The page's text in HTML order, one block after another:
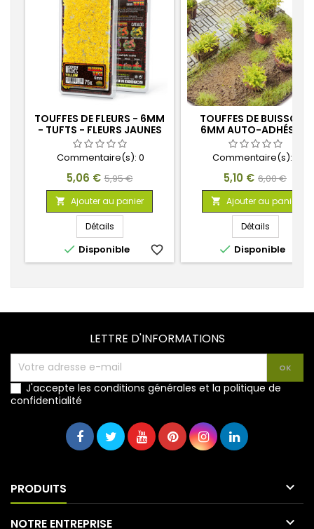
TOUFFES DE FLEURS - 6MM
- TUFTS - FLEURS JAUNES
Commentaire(s): 0
Prix
5,06 € Prix
de
base
5,95 €
 Ajouter au panier
Détails
 Disponible favorite_border
TOUFFES DE BUISSONS
6MM AUTO-ADHÉSIF -
VERT CLAIR
Commentaire(s):
Prix
5,10 € Prix
de
base
6,00 €
 Ajouter au panier
Détails
 Disponible
LETTRE D'INFORMATIONS
J'accepte les conditions générales et la politique de
confidentialité
PRODUITS 
NOTRE ENTREPRISE 